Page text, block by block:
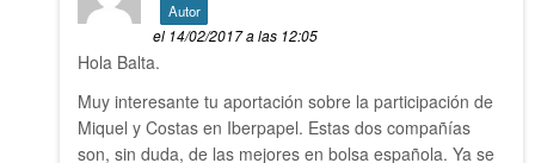
Autor
el 14/02/2017 a las 12:05
Hola Balta.
Muy interesante tu aportación sobre la participación de
Miquel y Costas en Iberpapel. Estas dos compañías
son, sin duda, de las mejores en bolsa española. Ya se